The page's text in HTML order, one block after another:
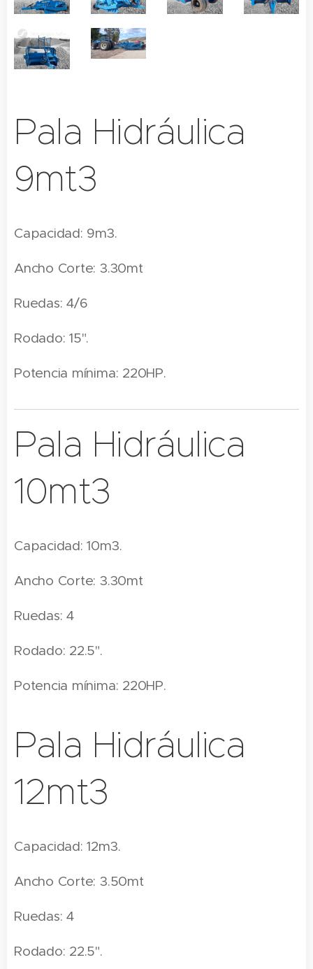
Pala Hidráulica
9mt3
Capacidad: 9m3.
Ancho Corte: 3.30mt
Ruedas: 4/6
Rodado: 15".
Potencia mínima: 220HP.
Pala Hidráulica
10mt3
Capacidad: 10m3.
Ancho Corte: 3.30mt
Ruedas: 4
Rodado: 22.5".
Potencia mínima: 220HP.
Pala Hidráulica
12mt3
Capacidad: 12m3.
Ancho Corte: 3.50mt
Ruedas: 4
Rodado: 22.5".